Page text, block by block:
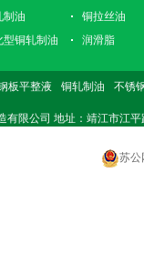
制油
铜拉丝油
型铜轧制油
润滑脂
板平整液 铜轧制油 不锈
限公司 地址：靖江市江平
苏公